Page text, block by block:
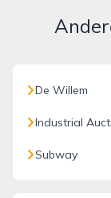
De Willem
Industrial
Subway